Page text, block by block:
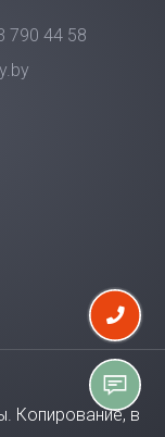
790 44 58
Копирование, в